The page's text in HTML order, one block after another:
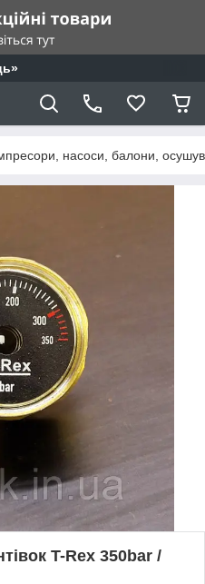
насоси, балони,
T-Rex 350bar /